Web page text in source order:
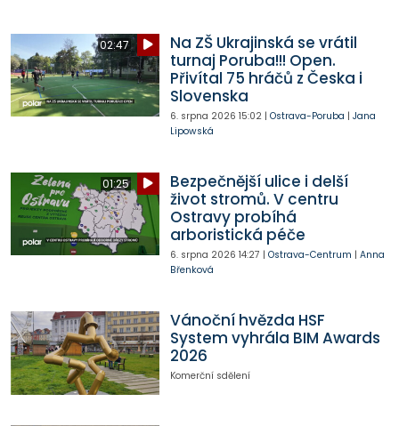
02:47
Na ZŠ Ukrajinská se vrátil
turnaj Poruba!!! Open.
Přivítal 75 hráčů z Česka i
Slovenska
6. srpna 2026 15:02| Ostrava-Poruba | Jana
Lipowská
01:25
Bezpečnější ulice i delší
život stromů. V centru
Ostravy probíhá
arboristická péče
6. srpna 2026 14:27 | Ostrava-Centrum | Anna
Břenková
Vánoční hvězda HSF
System vyhrála BIM Awards
2026
Komerční sdělení